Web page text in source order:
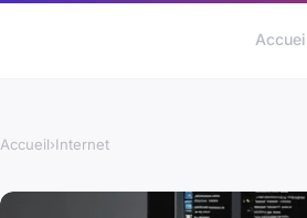
Accueil›Internet